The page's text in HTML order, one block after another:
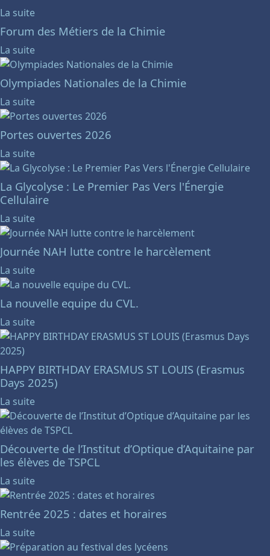
La suite
Forum des Métiers de la Chimie
La suite
Olympiades Nationales de la Chimie
La suite
Portes ouvertes 2026
La suite
La Glycolyse : Le Premier Pas Vers l'Énergie
Cellulaire
La suite
Journée NAH lutte contre le harcèlement
La suite
La nouvelle equipe du CVL.
La suite
HAPPY BIRTHDAY ERASMUS ST LOUIS (Erasmus
Days 2025)
La suite
Découverte de l’Institut d’Optique d’Aquitaine par
les élèves de TSPCL
La suite
Rentrée 2025 : dates et horaires
La suite